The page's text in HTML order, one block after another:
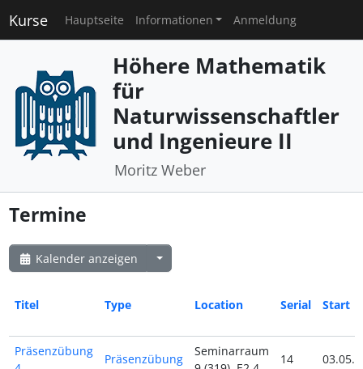
Kurse Hauptseite Informationen Anmeldung
Höhere Mathematik
für
Naturwissenschaftler
und Ingenieure II
Moritz Weber
Termine
Kalender anzeigen
Titel Type Location Serial Start
Präsenzübung
Präsenzübung
Seminarraum
14